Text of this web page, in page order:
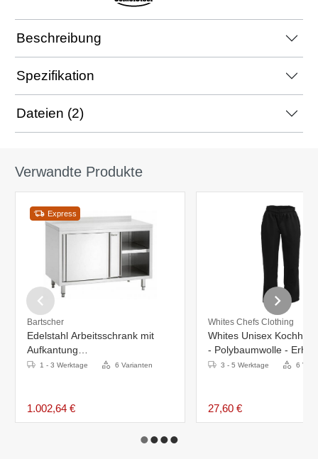
Beschreibung
Spezifikation
Dateien (2)
Verwandte Produkte
Express
Bartscher
Edelstahl Arbeitsschrank mit
Aufkantung
1600x700(H)x850mm
1 - 3 Werktage 6 Varianten
1.002,64 €
Whites Chefs Clothing
Whites Unisex
- Polybaumwolle -
Größen
3 - 5 Werktage 6
27,60 €